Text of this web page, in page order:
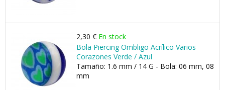
2,30 € En stock
Bola Piercing Ombligo Acrílico Varios
Corazones Verde / Azul
Tamaño: 1.6 mm / 14 G - Bola: 06 mm, 08
mm